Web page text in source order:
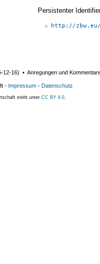
Persistenter
http://
12-16) ▪ Anregungen und
- Impressum - Datenschutz
steht unter CC BY 4.0